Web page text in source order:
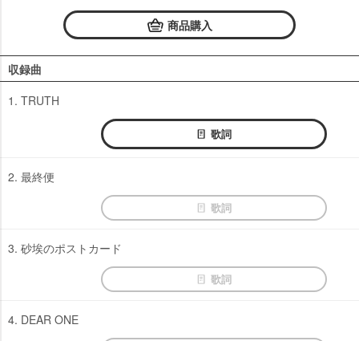
商品購入
収録曲
1. TRUTH
歌詞
2. 最終便
歌詞
3. 砂埃のポストカード
歌詞
4. DEAR ONE